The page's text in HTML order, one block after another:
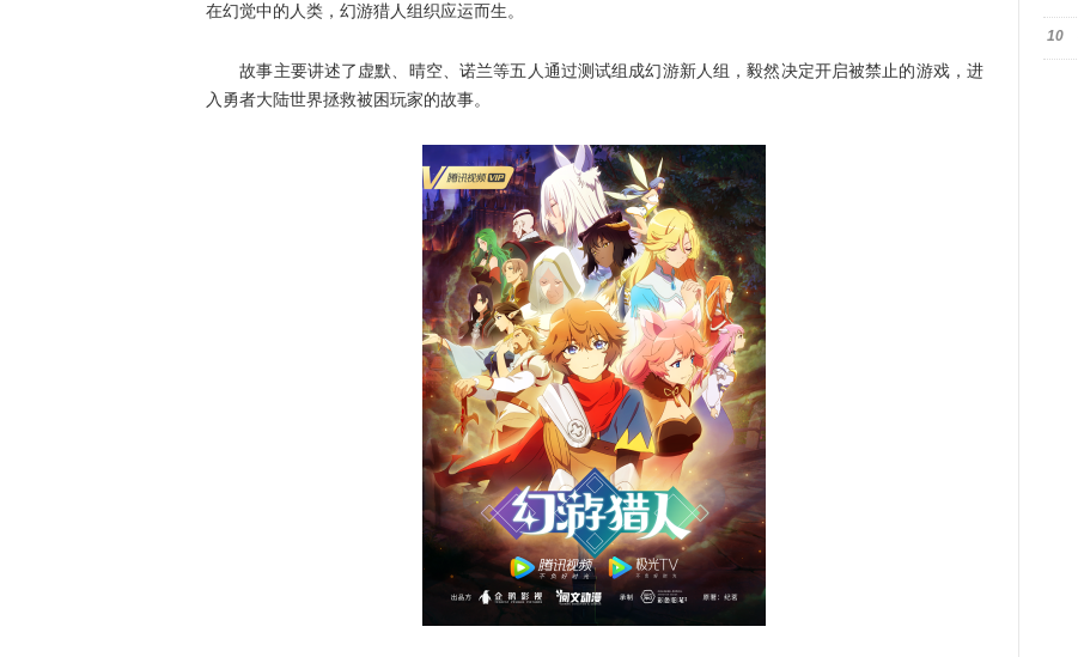
在幻觉中的人类，幻游猎人组织应运而生。
故事主要讲述了虚默、晴空、诺兰等五人通过测试组成幻游新人组，毅然决定开启被禁止的游戏，进
入勇者大陆世界拯救被困玩家的故事。
10